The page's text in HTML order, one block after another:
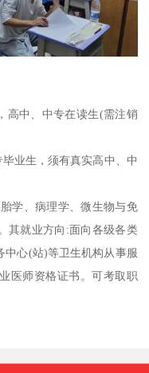
高中、中专在读生(需注销
业生，须有真实高中、中
学、病理学、微生物与免
其就业方向:面向各级各类
中心(站)等卫生机构从事服
医师资格证书。可考取职